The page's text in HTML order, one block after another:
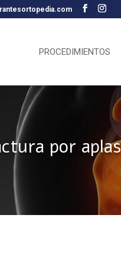
PROCEDIMIENTOS
por